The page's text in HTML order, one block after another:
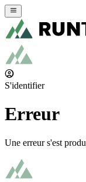
S'identifier
Erreur
Une erreur s'est